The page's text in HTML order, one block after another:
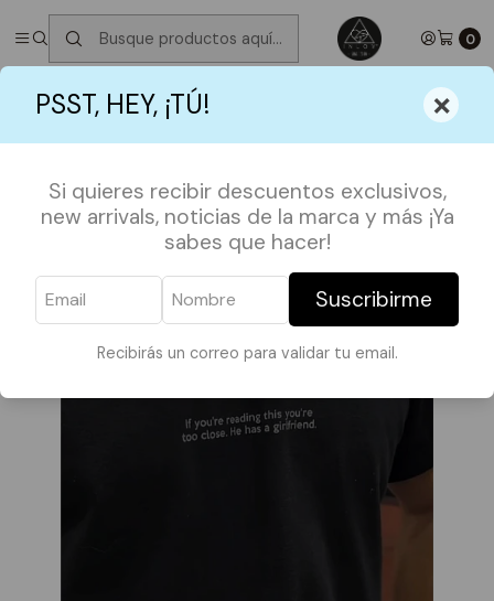
PSST, HEY, ¡TÚ! ×
Si quieres recibir descuentos exclusivos,
new arrivals, noticias de la marca y más ¡Ya
sabes que hacer!
Suscribirme
Recibirás un correo para validar tu email.
0
✮ ⋆ ˚｡𖦹 ⋆｡°✩Próximos Despachos martes 11 de Agosto
⋆｡°✩
BE MY VALENTINE